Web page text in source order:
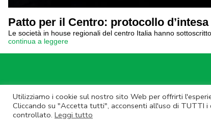
Utilizziamo i cookie sul nostro sito Web per offrirti
Cliccando su "Accetta tutti", acconsenti all'uso di TUTTI
controllato. Leggi tutto
Patto per il Centro: protocollo
Le società in house regionali del centro Italia hanno
continua a leggere
©